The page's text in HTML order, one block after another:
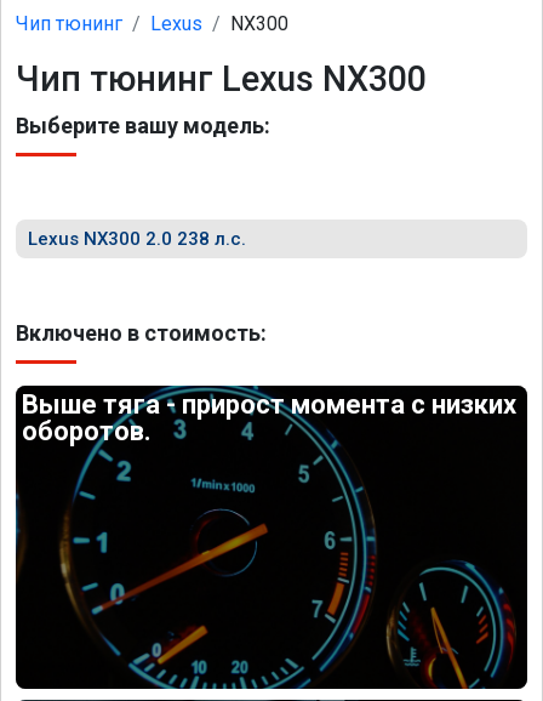
Чип тюнинг Lexus NX300
Чип тюнинг Lexus NX300
Выберите вашу модель:
Lexus NX300 2.0 238 л.с.
Включено в стоимость:
Выше тяга - прирост момента с низких
оборотов.